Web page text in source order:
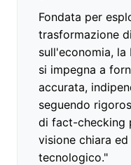
Fondata per
trasformazione
sull'economia,
si impegna a
accurata,
seguendo
di fact-checking
visione chiara
tecnologico."